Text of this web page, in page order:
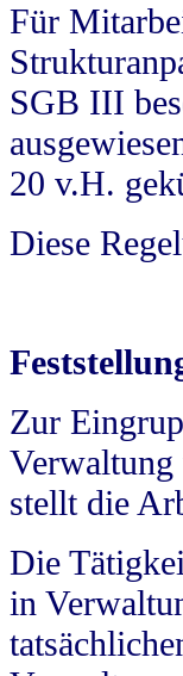
Für
SGB III
20 v.H.
Diese
Zur
Verwaltung
stellt die
Die
in